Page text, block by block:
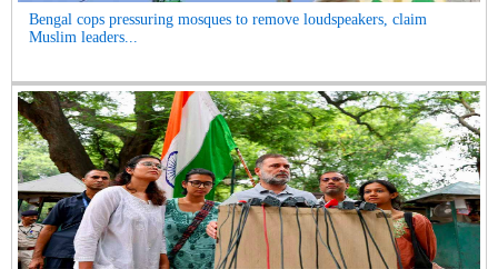
Bengal cops pressuring mosques to remove loudspeakers, claim
Muslim leaders...